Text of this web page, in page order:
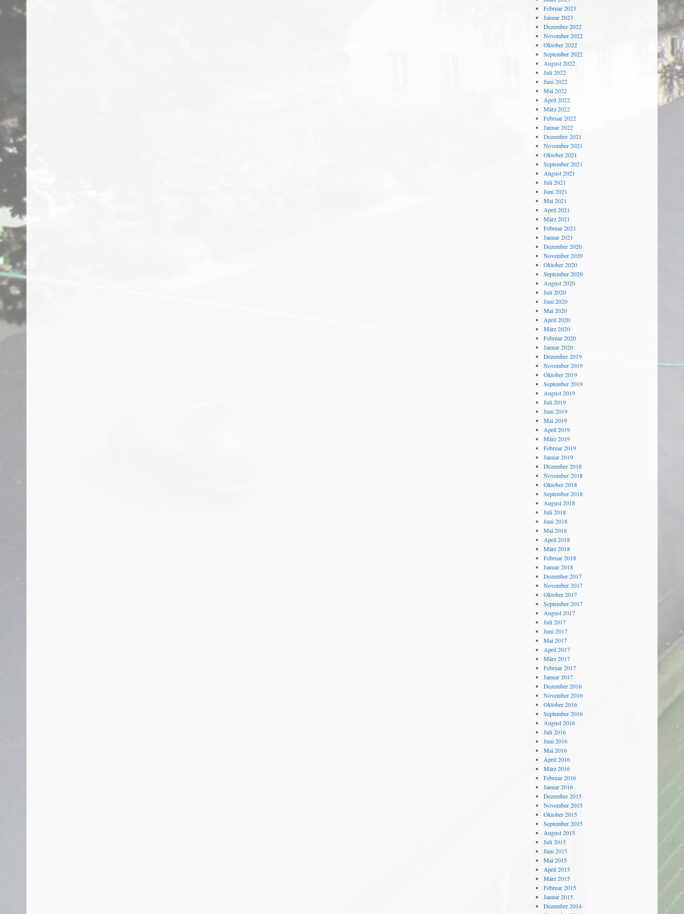
Februar 2023
Januar 2023
Dezember 2022
November 2022
Oktober 2022
September 2022
August 2022
Juli 2022
Juni 2022
Mai 2022
April 2022
März 2022
Februar 2022
Januar 2022
Dezember 2021
November 2021
Oktober 2021
September 2021
August 2021
Juli 2021
Juni 2021
Mai 2021
April 2021
März 2021
Februar 2021
Januar 2021
Dezember 2020
November 2020
Oktober 2020
September 2020
August 2020
Juli 2020
Juni 2020
Mai 2020
April 2020
März 2020
Februar 2020
Januar 2020
Dezember 2019
November 2019
Oktober 2019
September 2019
August 2019
Juli 2019
Juni 2019
Mai 2019
April 2019
März 2019
Februar 2019
Januar 2019
Dezember 2018
November 2018
Oktober 2018
September 2018
August 2018
Juli 2018
Juni 2018
Mai 2018
April 2018
März 2018
Februar 2018
Januar 2018
Dezember 2017
November 2017
Oktober 2017
September 2017
August 2017
Juli 2017
Juni 2017
Mai 2017
April 2017
März 2017
Februar 2017
Januar 2017
Dezember 2016
November 2016
Oktober 2016
September 2016
August 2016
Juli 2016
Juni 2016
Mai 2016
April 2016
März 2016
Februar 2016
Januar 2016
Dezember 2015
November 2015
Oktober 2015
September 2015
August 2015
Juli 2015
Juni 2015
Mai 2015
April 2015
März 2015
Februar 2015
Januar 2015
Dezember 2014